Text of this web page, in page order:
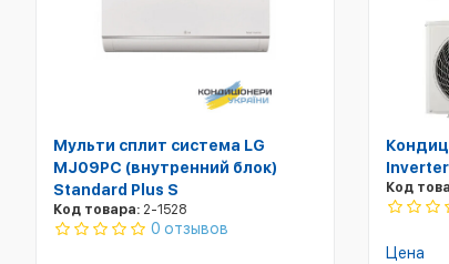
Мульти сплит система LG
MJ09PC (внутренний блок)
Standard Plus S
Код товара: 2-1528
0 отзывов
Код
Цена